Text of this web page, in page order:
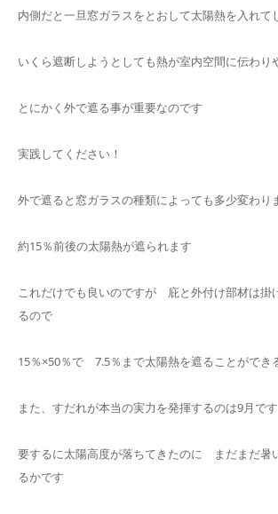
内側だと一旦窓ガラスをとおして太陽熱を入れて
いくら遮断しようとしても熱が室内空間に伝わり
とにかく外で遮る事が重要なのです
実践してください！
外で遮ると窓ガラスの種類によっても多少変わり
約15％前後の太陽熱が遮られます
これだけでも良いのですが 庇と外付け部材は
るので
15％×50％で 7.5％まで太陽熱を遮ることができ
また、すだれが本当の実力を発揮するのは9月で
要するに太陽高度が落ちてきたのに まだまだ暑
るかです